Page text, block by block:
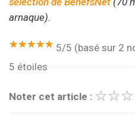
arnaque).
★★★★★
★★★★★ 5/5 (basé sur 2
5 étoiles
Noter cet article : ☆☆☆
★★★